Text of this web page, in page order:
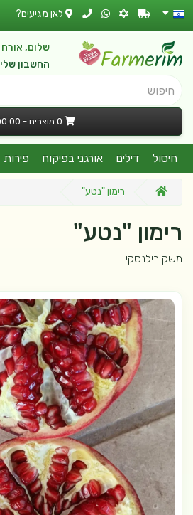
לאן מגיעים?
שלום, אורח
החשבון שלי
חיפוש
0 מוצרים - ₪0.00
חיסול דילים אורגני בפיקוח פירות
רימון "נטע"
רימון "נטע"
משק בילנסקי